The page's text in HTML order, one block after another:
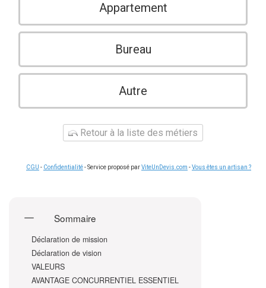
Appartement
Bureau
Autre
Retour à la liste des métiers
CGU - Confidentialité- Service proposé parViteUnDevis.com -Vous êtes un artisan ?
Sommaire
Déclaration de mission
Déclaration de vision
VALEURS
AVANTAGE CONCURRENTIEL ESSENTIEL